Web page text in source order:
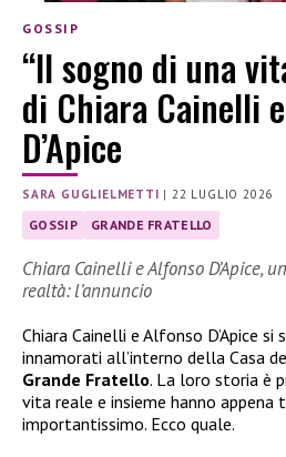
GOSSIP
“Il sogno di una
di Chiara Cainelli
D’Apice
SARA GUGLIELMETTI | 22 LUGLIO 2026
GOSSIP GRANDE FRATELLO
Chiara Cainelli e Alfonso D’Apice,
realtà: l’annuncio
Chiara Cainelli e Alfonso D’Apice si
innamorati all’interno della Casa
Grande Fratello. La loro storia è
vita reale e insieme hanno
importantissimo. Ecco quale.